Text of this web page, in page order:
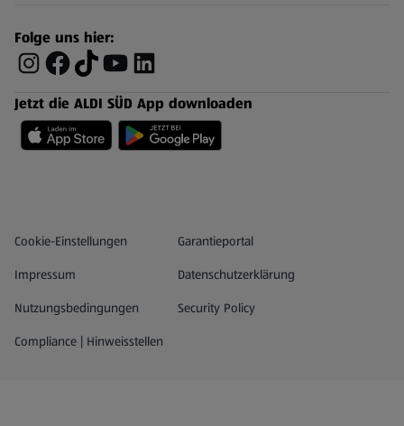
Folge uns hier:
Jetzt die ALDI SÜD App downloaden
Datenschutz- und Richtlinienmenü
Cookie-Einstellungen Garantieportal
(öffnet in einem neuen Tab)
Impressum
Datenschutzerklärung
Nutzungsbedingungen
Security Policy
Compliance | Hinweisstellen